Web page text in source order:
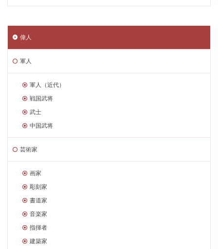
偉人
軍人
軍人（近代）
戦国武将
武士
中国武将
芸術家
画家
彫刻家
書道家
音楽家
指揮者
建築家